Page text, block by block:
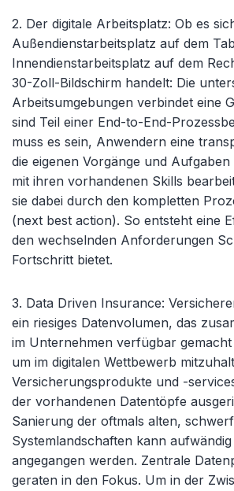
2. Der digitale Arbeitsplatz: Ob es
Außendienstarbeitsplatz auf dem
Innendienstarbeitsplatz auf dem
30-Zoll-Bildschirm handelt: Die
Arbeitsumgebungen verbindet eine
sind Teil einer End-to-End-
muss es sein, Anwendern eine
die eigenen Vorgänge und Aufgaben
mit ihren vorhandenen Skills
sie dabei durch den kompletten
(next best action). So entsteht eine
den wechselnden Anforderungen
Fortschritt bietet.
3. Data Driven Insurance:
ein riesiges Datenvolumen, das
im Unternehmen verfügbar
um im digitalen Wettbewerb
Versicherungsprodukte und -
der vorhandenen Datentöpfe
Sanierung der oftmals alten,
Systemlandschaften kann
angegangen werden. Zentrale
geraten in den Fokus. Um in der